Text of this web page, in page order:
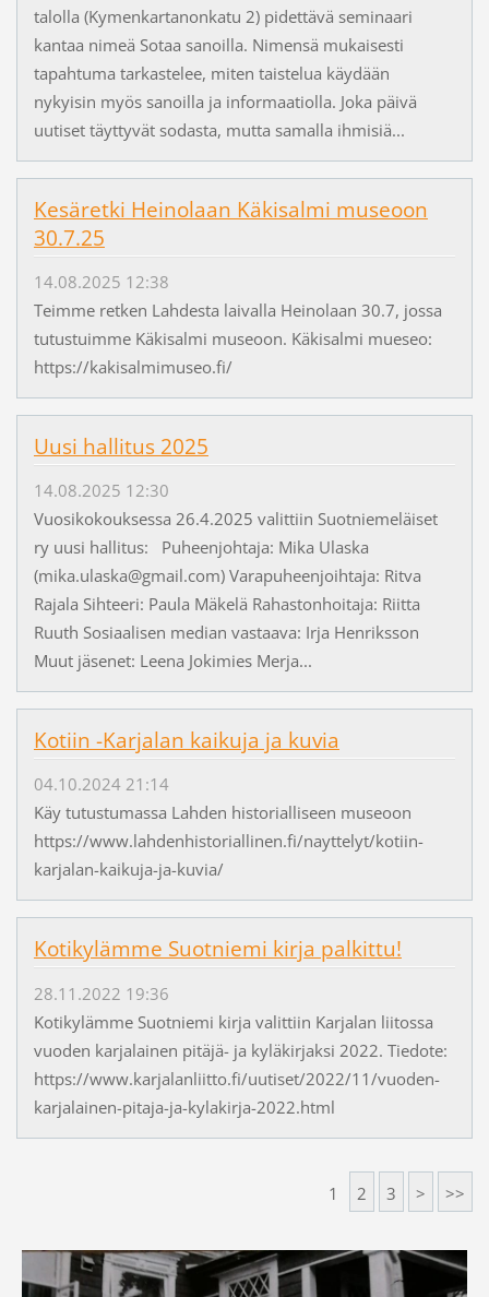
talolla (Kymenkartanonkatu 2) pidettävä seminaari
kantaa nimeä Sotaa sanoilla. Nimensä mukaisesti
tapahtuma tarkastelee, miten taistelua käydään
nykyisin myös sanoilla ja informaatiolla. Joka päivä
uutiset täyttyvät sodasta, mutta samalla ihmisiä...
Kesäretki Heinolaan Käkisalmi museoon
30.7.25
14.08.2025 12:38
Teimme retken Lahdesta laivalla Heinolaan 30.7, jossa
tutustuimme Käkisalmi museoon. Käkisalmi mueseo:
https://kakisalmimuseo.fi/
Uusi hallitus 2025
14.08.2025 12:30
Vuosikokouksessa 26.4.2025 valittiin Suotniemeläiset
ry uusi hallitus: Puheenjohtaja: Mika Ulaska
(mika.ulaska@gmail.com) Varapuheenjoihtaja: Ritva
Rajala Sihteeri: Paula Mäkelä Rahastonhoitaja: Riitta
Ruuth Sosiaalisen median vastaava: Irja Henriksson
Muut jäsenet: Leena Jokimies Merja...
Kotiin -Karjalan kaikuja ja kuvia
04.10.2024 21:14
Käy tutustumassa Lahden historialliseen museoon
https://www.lahdenhistoriallinen.fi/nayttelyt/kotiin-
karjalan-kaikuja-ja-kuvia/
Kotikylämme Suotniemi kirja palkittu!
28.11.2022 19:36
Kotikylämme Suotniemi kirja valittiin Karjalan liitossa
vuoden karjalainen pitäjä- ja kyläkirjaksi 2022. Tiedote:
https://www.karjalanliitto.fi/uutiset/2022/11/vuoden-
karjalainen-pitaja-ja-kylakirja-2022.html
1 2 3 > >>